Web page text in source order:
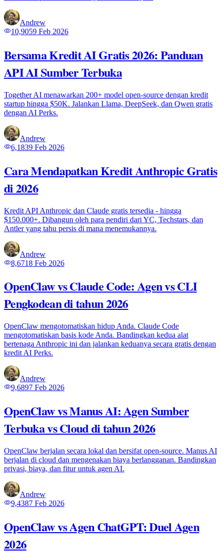
Andrew
10,9059 Feb 2026
Bersama Kredit AI Gratis 2026: Panduan
API AI Sumber Terbuka
Together AI menawarkan 200+ model open-source dengan kredit
startup hingga $50K. Jalankan Llama, DeepSeek, dan Qwen gratis
dengan AI Perks.
Andrew
6,1839 Feb 2026
Cara Mendapatkan Kredit Anthropic Gratis
di 2026
Kredit API Anthropic dan Claude gratis tersedia - hingga
$150.000+. Dibangun oleh para pendiri dari YC, Techstars, dan
Antler yang tahu persis di mana menemukannya.
Andrew
8,6718 Feb 2026
OpenClaw vs Claude Code: Agen vs CLI
Pengkodean di tahun 2026
OpenClaw mengotomatiskan hidup Anda. Claude Code
mengotomatiskan basis kode Anda. Bandingkan kedua alat
bertenaga Anthropic ini dan jalankan keduanya secara gratis dengan
kredit AI Perks.
Andrew
9,6897 Feb 2026
OpenClaw vs Manus AI: Agen Sumber
Terbuka vs Cloud di tahun 2026
OpenClaw berjalan secara lokal dan bersifat open-source. Manus AI
berjalan di cloud dan mengenakan biaya berlangganan. Bandingkan
privasi, biaya, dan fitur untuk agen AI.
Andrew
9,4387 Feb 2026
OpenClaw vs Agen ChatGPT: Duel Agen
2026